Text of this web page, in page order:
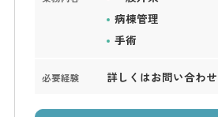
病棟管理
手術
必要経験 詳しくはお問い合わせ